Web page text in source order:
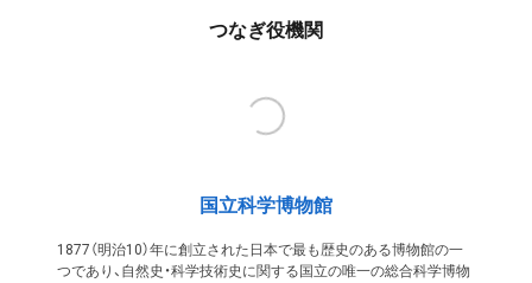
つなぎ役機関
国立科学博物館
1877（明治10）年に創立された日本で最も歴史のある博物館の一
つであり、自然史・科学技術史に関する国立の唯一の総合科学博物